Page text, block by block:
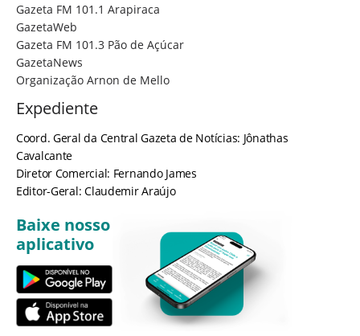
Gazeta FM 101.1 Arapiraca
GazetaWeb
Gazeta FM 101.3 Pão de Açúcar
GazetaNews
Organização Arnon de Mello
Expediente
Coord. Geral da Central Gazeta de Notícias: Jônathas
Cavalcante
Diretor Comercial: Fernando James
Editor-Geral: Claudemir Araújo
Baixe nosso
aplicativo